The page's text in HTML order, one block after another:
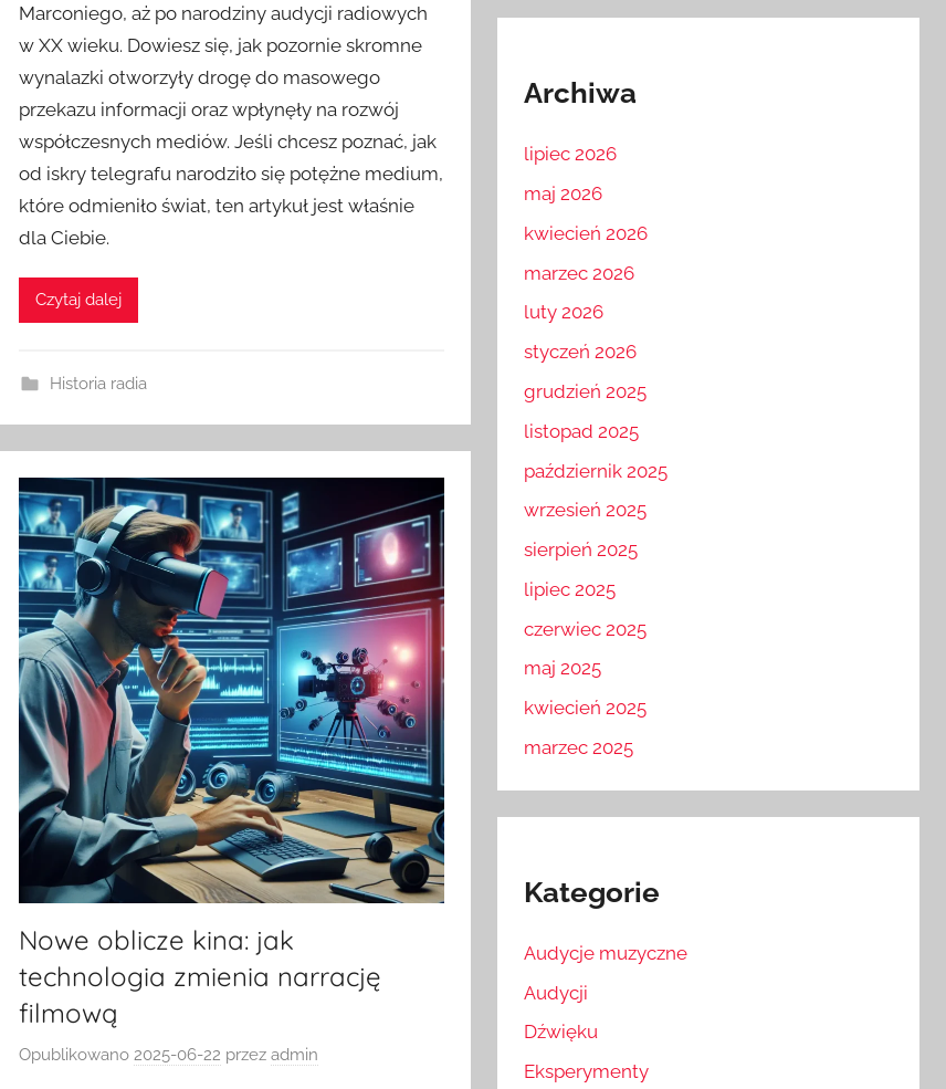
Marconiego, aż po narodziny audycji radiowych
w XX wieku. Dowiesz się, jak pozornie skromne
wynalazki otworzyły drogę do masowego
przekazu informacji oraz wpłynęły na rozwój
współczesnych mediów. Jeśli chcesz poznać, jak
od iskry telegrafu narodziło się potężne medium,
które odmieniło świat, ten artykuł jest właśnie
dla Ciebie.
Czytaj dalej
Historia radia
Nowe oblicze kina: jak
technologia zmienia narrację
filmową
Opublikowano 2025-06-22 przezadmin
Archiwa
lipiec 2026
maj 2026
kwiecień 2026
marzec 2026
luty 2026
styczeń 2026
grudzień 2025
listopad 2025
październik 2025
wrzesień 2025
sierpień 2025
lipiec 2025
czerwiec 2025
maj 2025
kwiecień 2025
marzec 2025
Kategorie
Audycje muzyczne
Audycji
Dźwięku
Eksperymenty